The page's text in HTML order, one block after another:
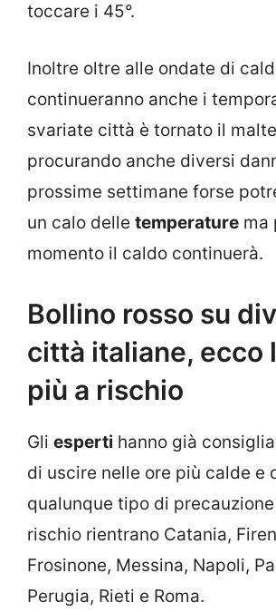
toccare i 45°.
Inoltre oltre alle ondate di
continueranno anche i
svariate città è tornato il
procurando anche diversi
prossime settimane forse
un calo delle temperature ma
momento il caldo continuerà.
Bollino rosso su
città italiane, ecco
più a rischio
Gli esperti hanno già
di uscire nelle ore più calde e
qualunque tipo di
rischio rientrano Catania,
Frosinone, Messina, Napoli,
Perugia, Rieti e Roma.